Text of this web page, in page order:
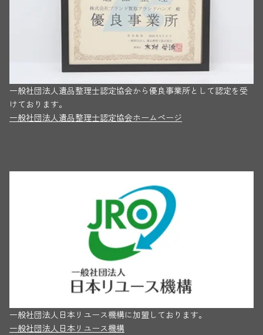
一般社団法人遺品整理士認定協会から優良事業所として認定を受
けております。
一般社団法人遺品整理士認定協会ホームページ
一般社団法人日本リユース機構に加盟しております。
一般社団法人日本リユース機構